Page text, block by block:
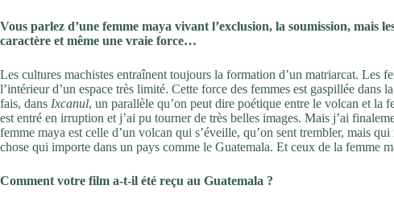
Vous parlez d’une femme maya vivant l’exclusion, la soumission, mais
caractère et même une vraie force…
Les cultures machistes entraînent toujours la formation d’un matriarcat. Les
l’intérieur d’un espace très limité. Cette force des femmes est gaspillée dans
fais, dans Ixcanul, un parallèle qu’on peut dire poétique entre le volcan et la
est entré en irruption et j’ai pu tourner de très belles images. Mais j’ai
femme maya est celle d’un volcan qui s’éveille, qu’on sent trembler, mais
chose qui importe dans un pays comme le Guatemala. Et ceux de la femme
Comment votre film a-t-il été reçu au Guatemala ?